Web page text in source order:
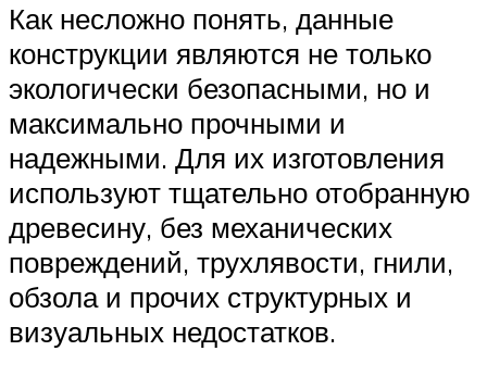
Как несложно понять, данные
конструкции являются не только
экологически безопасными, но и
максимально прочными и
надежными. Для их изготовления
используют тщательно отобранную
древесину, без механических
повреждений, трухлявости, гнили,
обзола и прочих структурных и
визуальных недостатков.